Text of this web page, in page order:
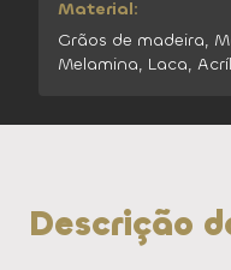
Material:
Grãos de madeira,
Melamina, Laca,
Descrição